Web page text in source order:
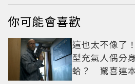
你可能會喜歡
這也太不像了
型充氣人偶分
蛤？ 驚喜連